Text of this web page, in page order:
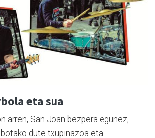
eta sua
arren, San Joan bezpera egunez,
dute txupinazoa eta